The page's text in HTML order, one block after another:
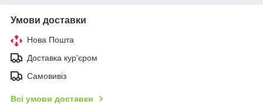
Умови доставки
Нова Пошта
Доставка кур'єром
Самовивіз
Всі умови доставки